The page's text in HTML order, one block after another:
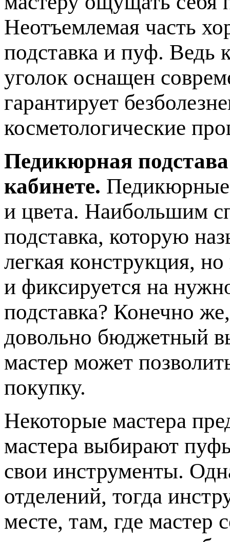
Неотъемлемая часть
подставка и пуф. Ведь
уголок оснащен
гарантирует
косметологические
Педикюрная подстава
кабинете. Педикюрные
и цвета. Наибольшим
подставка, которую
легкая конструкция,
и фиксируется на
подставка? Конечно
довольно бюджетный
мастер может
покупку.
Некоторые мастера
мастера выбирают
свои инструменты.
отделений, тогда
месте, там, где